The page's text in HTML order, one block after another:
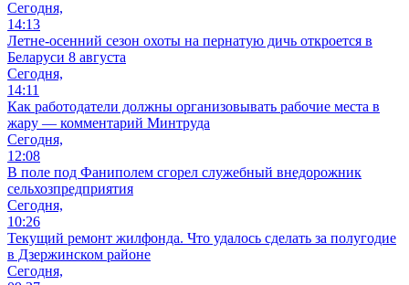
Сегодня,
14:13
Летне-осенний сезон охоты на пернатую дичь откроется в
Беларуси 8 августа
Сегодня,
14:11
Как работодатели должны организовывать рабочие места в
жару — комментарий Минтруда
Сегодня,
12:08
В поле под Фаниполем сгорел служебный внедорожник
сельхозпредприятия
Сегодня,
10:26
Текущий ремонт жилфонда. Что удалось сделать за полугодие
в Дзержинском районе
Сегодня,